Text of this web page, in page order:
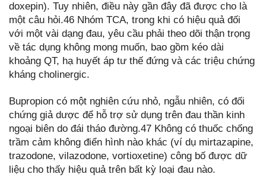
doxepin). Tuy nhiên, điều này gần đây đã được cho là
một câu hỏi.46 Nhóm TCA, trong khi có hiệu quả đối
với một vài dạng đau, yêu cầu phải theo dõi thận trọng
về tác dụng không mong muốn, bao gồm kéo dài
khoảng QT, hạ huyết áp tư thế đứng và các triệu chứng
kháng cholinergic.
Bupropion có một nghiên cứu nhỏ, ngẫu nhiên, có đối
chứng giả dược để hỗ trợ sử dụng trên đau thần kinh
ngoại biên do đái tháo đường.47 Không có thuốc chống
trầm cảm không điển hình nào khác (ví dụ mirtazapine,
trazodone, vilazodone, vortioxetine) công bố được dữ
liệu cho thấy hiệu quả trên bất kỳ loại đau nào.